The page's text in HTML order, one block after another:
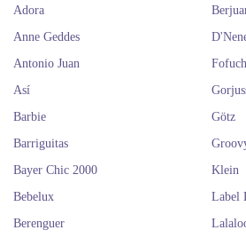
Adora
Anne Geddes
Antonio Juan
Así
Barbie
Barriguitas
Bayer Chic 2000
Bebelux
Berenguer
Götz
Klein
Label